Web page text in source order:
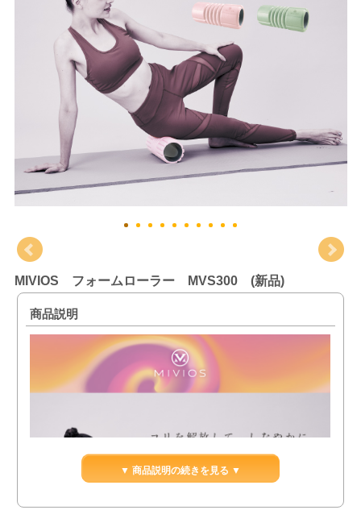
MIVIOS フォームローラー MVS300 (新品)
商品説明
▼ 商品説明の続きを見る ▼